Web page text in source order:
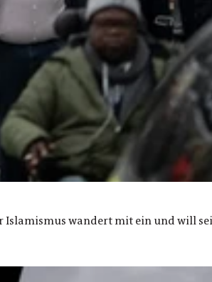
Islamismus wandert mit ein und will